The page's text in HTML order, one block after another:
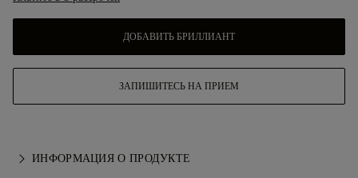
ДОБАВИТЬ БРИЛЛИАНТ
ЗАПИШИТЕСЬ НА ПРИЕМ
ИНФОРМАЦИЯ О ПРОДУКТЕ